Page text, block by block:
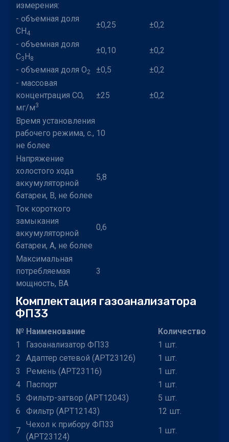
измерения:
- объемная доля
СН4
±0,25
±0,2
- объемная доля
С3Н8
±0,10
±0,2
- объемная доля O2 ±0,5
±0,2
- массовая
концентрация CO,
мг/м3
±25 ±0,2
Время установления
рабочего режима, с.,
не более
10
Напряжение
холостого хода
аккумуляторной
батареи, В, не более
5,8
Ток короткого
замыкания
аккумуляторной
батареи, А, не более
0,6
Максимальная
потребляемая
мощность, ВА
3
Комплектация газоанализатора
ФП33
№ Наименование
Количество
1
Газоанализатор ФП33
1 шт.
2
Адаптер сетевой (АРТ23126)
1 шт.
3
Ремень (АРТ23116)
1 шт.
4
Паспорт
1 шт.
5
Фильтр-затвор (АРТ12043)
5 шт.
6
Фильтр (АРТ12143)
12 шт.
7
Чехол к прибору ФП33
(АРТ23124)
1 шт.